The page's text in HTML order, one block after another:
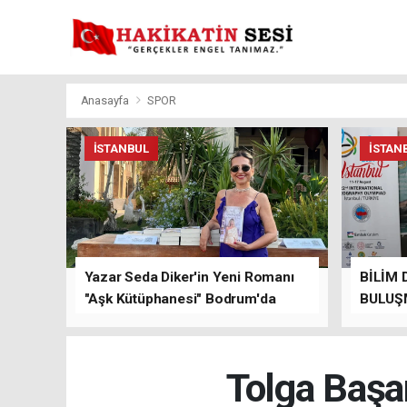
Anasayfa SPOR
İSTANBUL
Yazar Seda Diker'in Yeni Romanı
"Aşk Kütüphanesi" Bodrum'da
BİLİM
Tolga